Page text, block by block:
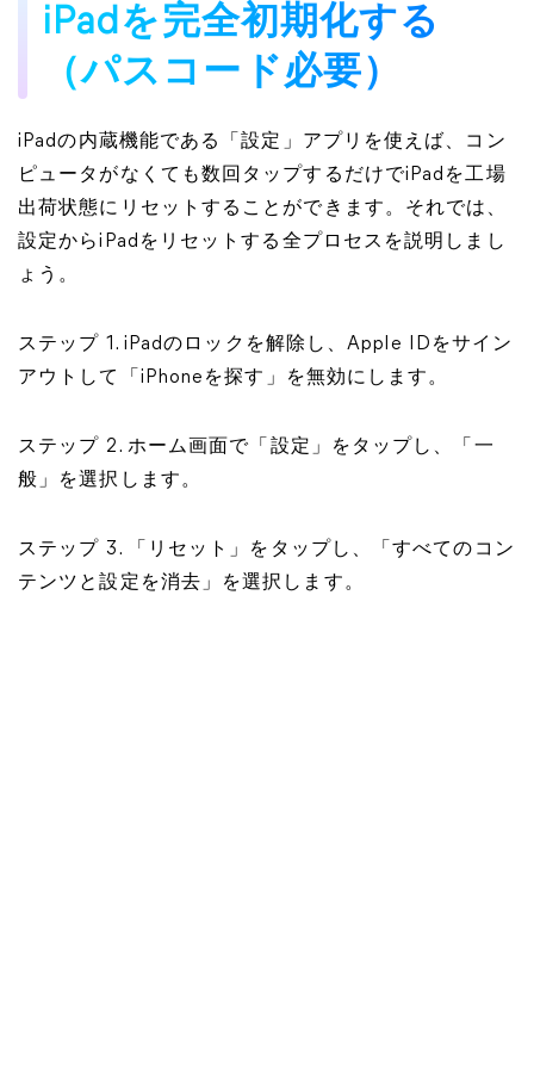
iPadを完全初期化する
（パスコード必要）
iPadの内蔵機能である「設定」アプリを使えば、コン
ピュータがなくても数回タップするだけでiPadを工場
出荷状態にリセットすることができます。それでは、
設定からiPadをリセットする全プロセスを説明しまし
ょう。
ステップ 1. iPadのロックを解除し、Apple IDをサイン
アウトして「iPhoneを探す」を無効にします。
ステップ 2. ホーム画面で「設定」をタップし、「一
般」を選択します。
ステップ 3. 「リセット」をタップし、「すべてのコン
テンツと設定を消去」を選択します。